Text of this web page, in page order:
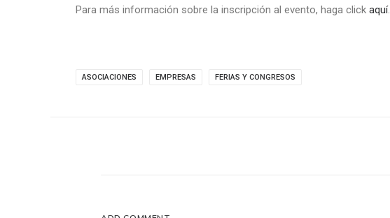
Para más información sobre la inscripción al evento, haga click aquí.
ASOCIACIONES EMPRESAS FERIAS Y CONGRESOS